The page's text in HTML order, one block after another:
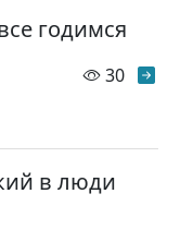
годимся
30
в люди